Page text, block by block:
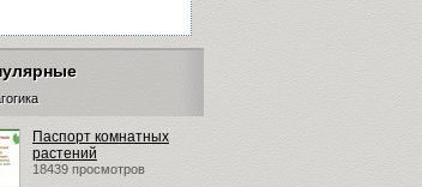
Паспорт комнатных
растений
18439 просмотров